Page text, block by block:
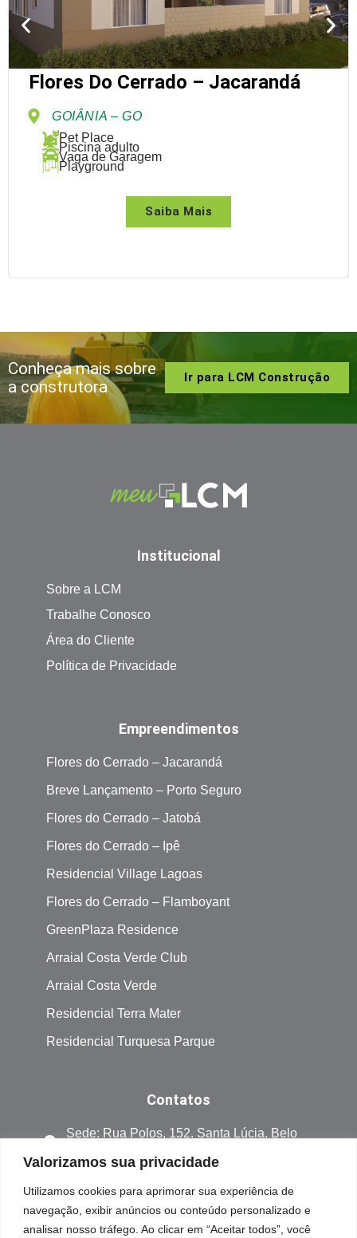
Valorizamos sua privacidade
Utilizamos cookies para aprimorar sua experiência de
navegação, exibir anúncios ou conteúdo personalizado e
analisar nosso tráfego. Ao clicar em “Aceitar todos”, você
Flores Do Cerrado – Jacarandá
GOIÂNIA – GO
Pet Place
Piscina adulto
Vaga de Garagem
Playground
Saiba Mais
Conheça mais sobre
a construtora
Ir para LCM Construção
Institucional
Sobre a LCM
Trabalhe Conosco
Área do Cliente
Política de Privacidade
Empreendimentos
Flores do Cerrado – Jacarandá
Breve Lançamento – Porto Seguro
Flores do Cerrado – Jatobá
Flores do Cerrado – Ipê
Residencial Village Lagoas
Flores do Cerrado – Flamboyant
GreenPlaza Residence
Arraial Costa Verde Club
Arraial Costa Verde
Residencial Terra Mater
Residencial Turquesa Parque
Contatos
Sede: Rua Polos, 152. Santa Lúcia. Belo
Obras Civis e Sede Administrativa: 31
3298-7050